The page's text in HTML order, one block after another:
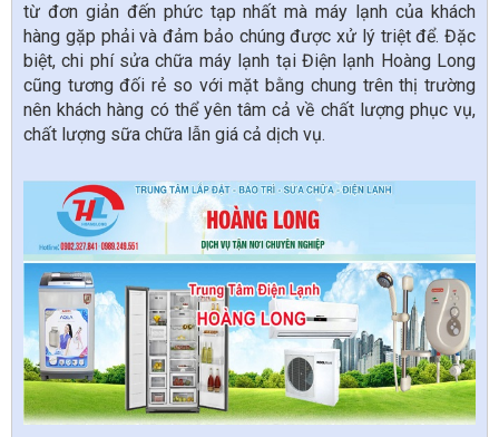
từ đơn giản đến phức tạp nhất mà máy lạnh của khách
hàng gặp phải và đảm bảo chúng được xử lý triệt để. Đặc
biệt, chi phí sửa chữa máy lạnh tại Điện lạnh Hoàng Long
cũng tương đối rẻ so với mặt bằng chung trên thị trường
nên khách hàng có thể yên tâm cả về chất lượng phục vụ,
chất lượng sữa chữa lẫn giá cả dịch vụ.